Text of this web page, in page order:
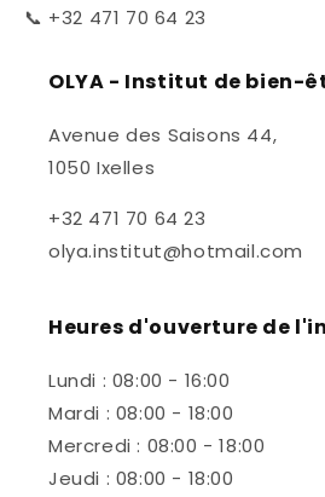
📞 +32 471 70 64 23
OLYA - Institut de bien-
Avenue des Saisons 44,
1050 Ixelles
+32 471 70 64 23
olya.institut@hotmail.com
Heures d'ouverture de
Lundi : 08:00 - 16:00
Mardi : 08:00 - 18:00
Mercredi : 08:00 - 18:00
Jeudi : 08:00 - 18:00